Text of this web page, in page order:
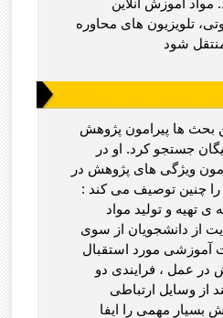
تلویزیون های محاوره
بحث ها پیرامون پژوهش
جستجو کرد. او در
ویژگی های پژوهش در
چنین توصیف می کند :
ی تهیه و تولید مواد
از دانشجویان از سوی
آموزشی مورد استقبال
در عمل ، فرایندی دو
از وسایل ارتباطی
بسیار مهمی را ایفا